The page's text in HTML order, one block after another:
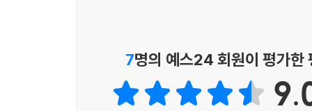
한반도 특유의 아포칼립스 세계에서 더욱 빛을 발
『인 더 백』은 우리 주변에서 흔히 볼 수 있는
7명의 예스24 회원이 평가한